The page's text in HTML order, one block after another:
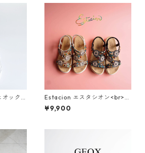
ック
Estacion エスタシオン<br>エ
スニック調サークルモチーフ
カラフルビーズコンフォート
¥9,900